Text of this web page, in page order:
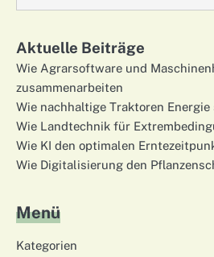
Aktuelle Beiträge
Wie Agrarsoftware und
zusammenarbeiten
Wie nachhaltige Traktoren Energie
Wie Landtechnik für
Wie KI den optimalen
Wie Digitalisierung den
Menü
Kategorien